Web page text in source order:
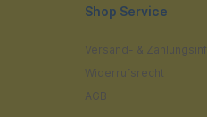
Shop Service
Versand- &
Widerrufsrecht
AGB